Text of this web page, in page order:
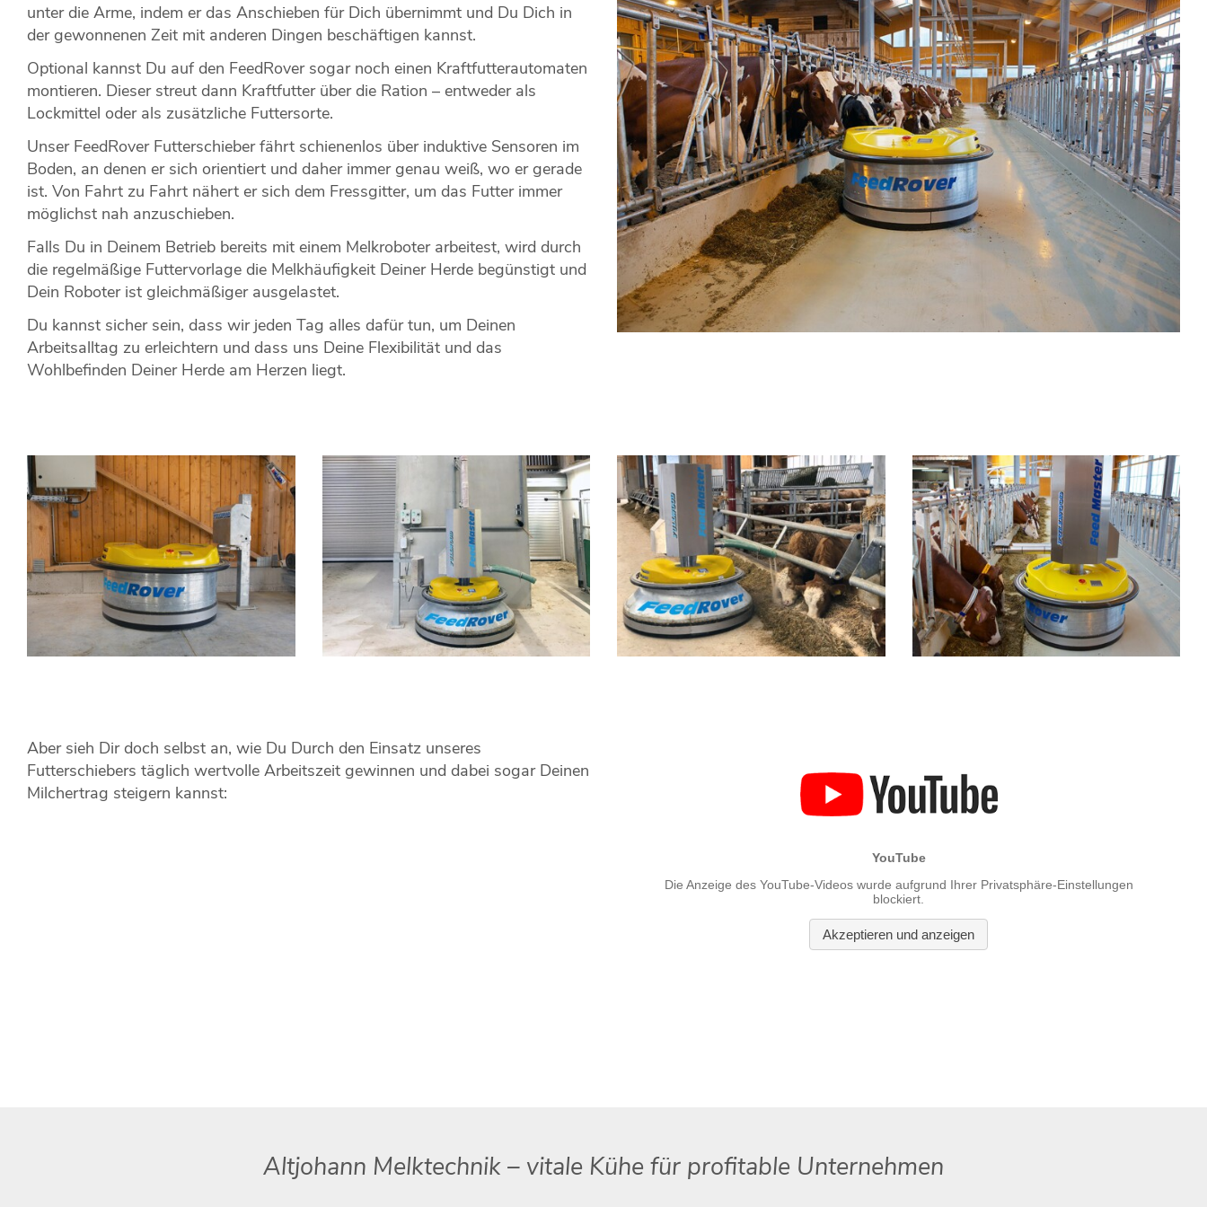
unter die Arme, indem er das Anschieben für Dich übernimmt und Du Dich in
der gewonnenen Zeit mit anderen Dingen beschäftigen kannst.
Optional kannst Du auf den FeedRover sogar noch einen Kraftfutterautomaten
montieren. Dieser streut dann Kraftfutter über die Ration – entweder als
Lockmittel oder als zusätzliche Futtersorte.
Unser FeedRover Futterschieber fährt schienenlos über induktive Sensoren im
Boden, an denen er sich orientiert und daher immer genau weiß, wo er gerade
ist. Von Fahrt zu Fahrt nähert er sich dem Fressgitter, um das Futter immer
möglichst nah anzuschieben.
Falls Du in Deinem Betrieb bereits mit einem Melkroboter arbeitest, wird durch
die regelmäßige Futtervorlage die Melkhäufigkeit Deiner Herde begünstigt und
Dein Roboter ist gleichmäßiger ausgelastet.
Du kannst sicher sein, dass wir jeden Tag alles dafür tun, um Deinen
Arbeitsalltag zu erleichtern und dass uns Deine Flexibilität und das
Wohlbefinden Deiner Herde am Herzen liegt.
Aber sieh Dir doch selbst an, wie Du Durch den Einsatz unseres
Futterschiebers täglich wertvolle Arbeitszeit gewinnen und dabei sogar Deinen
Milchertrag steigern kannst:
Altjohann Melktechnik – vitale Kühe für profitable Unternehmen